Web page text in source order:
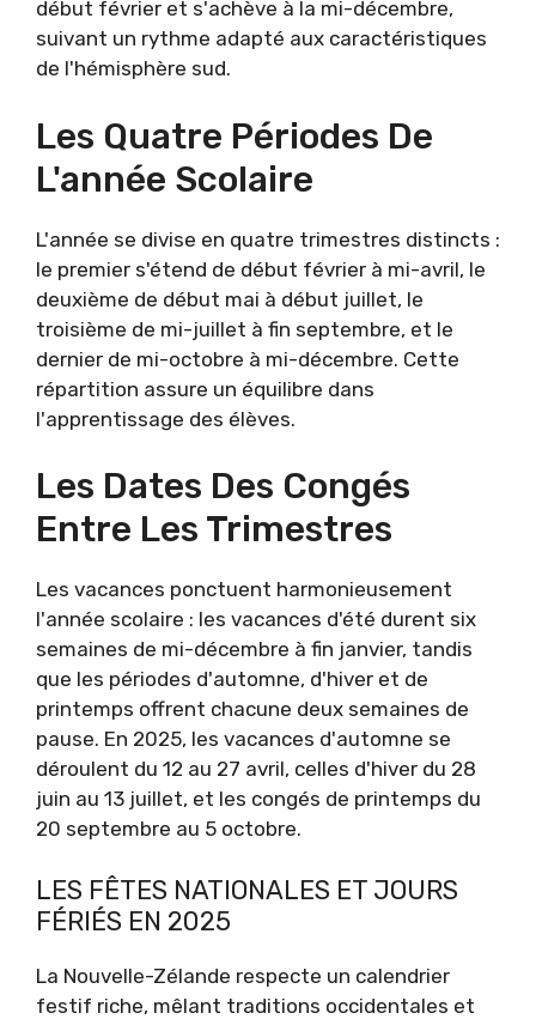
début février et s'achève à la mi-décembre,
suivant un rythme adapté aux caractéristiques
de l'hémisphère sud.
Les Quatre Périodes De
L'année Scolaire
L'année se divise en quatre trimestres distincts :
le premier s'étend de début février à mi-avril, le
deuxième de début mai à début juillet, le
troisième de mi-juillet à fin septembre, et le
dernier de mi-octobre à mi-décembre. Cette
répartition assure un équilibre dans
l'apprentissage des élèves.
Les Dates Des Congés
Entre Les Trimestres
Les vacances ponctuent harmonieusement
l'année scolaire : les vacances d'été durent six
semaines de mi-décembre à fin janvier, tandis
que les périodes d'automne, d'hiver et de
printemps offrent chacune deux semaines de
pause. En 2025, les vacances d'automne se
déroulent du 12 au 27 avril, celles d'hiver du 28
juin au 13 juillet, et les congés de printemps du
20 septembre au 5 octobre.
LES FÊTES NATIONALES ET JOURS
FÉRIÉS EN 2025
La Nouvelle-Zélande respecte un calendrier
festif riche, mêlant traditions occidentales et